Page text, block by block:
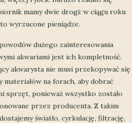
mamy dwie drogi: w ciągu roku
wyrzucone pieniądze.
dużego zainteresowania
akwariami jest ich kompletność.
akwarysta nie musi przekopywać się
na forach, aby dobrać
sprzęt, ponieważ wszystko zostało
przez producenta. Z takim
światło, cyrkulację, filtrację,